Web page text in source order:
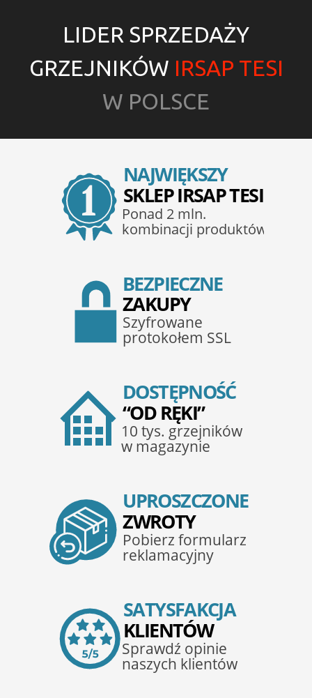
LIDER SPRZEDAŻY
GRZEJNIKÓW IRSAP TESI
W POLSCE